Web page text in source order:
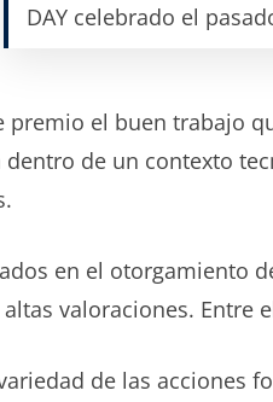
DAY celebrado el
premio el buen trabajo
de un contexto
en el otorgamiento
valoraciones. Entre
de las acciones